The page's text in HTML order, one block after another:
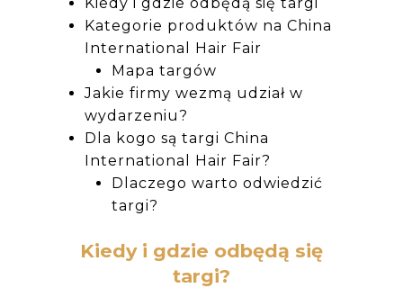
Kategorie produktów na China
International Hair Fair
Mapa targów
Jakie firmy wezmą udział w
wydarzeniu?
Dla kogo są targi China
International Hair Fair?
Dlaczego warto odwiedzić
targi?
Kiedy i gdzie odbędą się
targi?